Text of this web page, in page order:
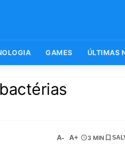
GAMES ÚLTIMAS
A- A+ 3 MIN